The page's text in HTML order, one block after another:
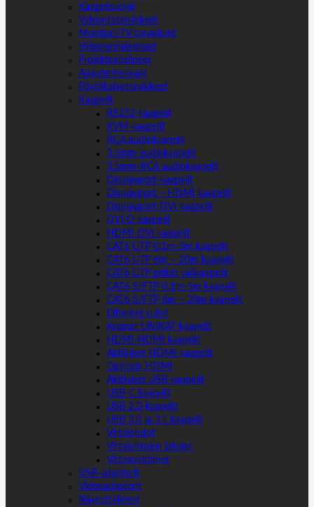
Kaapelisuojat
Valvontatarvikkeet
Monitori/TV tarvikkeet
Videoseinätelineet
Projektoritelineet
Adapterirenkaat
Pöytäkaivotarvikkeet
Kaapelit
RS232-kaapelit
KVM-kaapelit
RCA audiokaapelit
3.5mm audiokaapelit
3.5mm-RCA audiokaapelit
Displayport-kaapelit
Displayport – HDMI kaapelit
Displayport-DVI kaapelit
DVI-D kaapelit
HDMI-DVI kaapelit
CAT6 UTP 0.1m-5m kaapelit
CAT6 UTP 6m – 20m kaapelit
CAT6 UTP pitkät välikaapelit
CAT6 S/FTP 0.1m-5m kaapelit
CAT6 S/FTP 6m – 20m kaapelit
Ethernet rullat
Kramer UNIKAT-kaapelit
HDMI-HDMI kaapelit
Aktiiviset HDMI-kaapelit
Optinen HDMI
Aktiiviset USB-kaapelit
USB-C kaapelit
USB 2.0-kaapelit
USB 3.0 ja 3.1 kaapelit
Virtajohdot
Virtajohtojen jakajat
Virtasovittimet
USB-adapterit
Videoadapterit
Näyttötelineet